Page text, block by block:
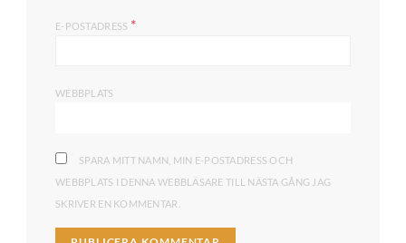
E-POSTADRESS *
WEBBPLATS
SPARA MITT NAMN, MIN E-POSTADRESS OCH
WEBBPLATS I DENNA WEBBLÄSARE TILL NÄSTA GÅNG JAG
SKRIVER EN KOMMENTAR.